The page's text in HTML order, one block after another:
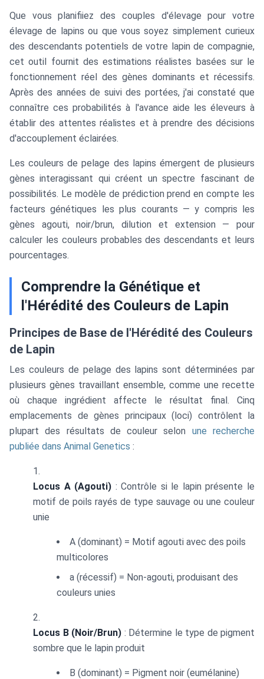
Que vous planifiiez des couples d'élevage pour votre
élevage de lapins ou que vous soyez simplement curieux
des descendants potentiels de votre lapin de compagnie,
cet outil fournit des estimations réalistes basées sur le
fonctionnement réel des gènes dominants et récessifs.
Après des années de suivi des portées, j'ai constaté que
connaître ces probabilités à l'avance aide les éleveurs à
établir des attentes réalistes et à prendre des décisions
d'accouplement éclairées.
Les couleurs de pelage des lapins émergent de plusieurs
gènes interagissant qui créent un spectre fascinant de
possibilités. Le modèle de prédiction prend en compte les
facteurs génétiques les plus courants — y compris les
gènes agouti, noir/brun, dilution et extension — pour
calculer les couleurs probables des descendants et leurs
pourcentages.
Comprendre la Génétique et
l'Hérédité des Couleurs de Lapin
Principes de Base de l'Hérédité des Couleurs
de Lapin
Les couleurs de pelage des lapins sont déterminées par
plusieurs gènes travaillant ensemble, comme une recette
où chaque ingrédient affecte le résultat final. Cinq
emplacements de gènes principaux (loci) contrôlent la
plupart des résultats de couleur selon une recherche
publiée dans Animal Genetics :
Locus A (Agouti) : Contrôle si le lapin présente le
motif de poils rayés de type sauvage ou une couleur
unie
A (dominant) = Motif agouti avec des poils
multicolores
a (récessif) = Non-agouti, produisant des
couleurs unies
Locus B (Noir/Brun) : Détermine le type de pigment
sombre que le lapin produit
B (dominant) = Pigment noir (eumélanine)